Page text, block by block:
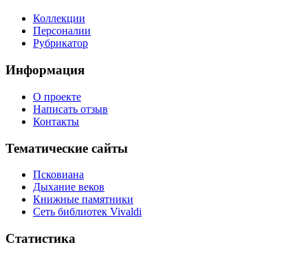
Коллекции
Персоналии
Рубрикатор
Информация
О проекте
Написать отзыв
Контакты
Тематические сайты
Псковиана
Дыхание веков
Книжные памятники
Сеть библиотек Vivaldi
Статистика